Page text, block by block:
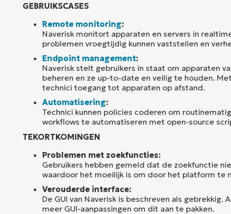
GEBRUIKSCASES
Remote monitoring:
Naverisk monitort apparaten en servers in
problemen vroegtijdig kunnen vaststellen en
Endpoint management:
Naverisk stelt gebruikers in staat om apparaten
beheren en ze up-to-date en veilig te houden.
technici toegang tot apparaten op afstand.
Automatisering:
Technici kunnen policies coderen om
workflows te automatiseren met open-source
TEKORTKOMINGEN
Problemen met zoekfuncties:
Gebruikers hebben gemeld dat de zoekfunctie
waardoor het moeilijk is om door het platform te
Verouderde interface:
De GUI van Naverisk is beschreven als gebrekkig.
meer GUI-aanpassingen om dit aan te pakken.